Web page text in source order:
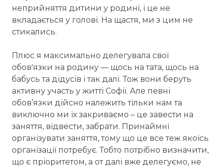
неприйняття дитини у родині, і це не
вкладається у голові. На щастя, ми з цим не
стикались.
Плюс я максимально делегувала свої
обов'язки на родину — щось на тата, щось на
бабусь та дідусів і так далі. Тож вони беруть
активну участь у житті Софії. Але певні
обов’язки дійсно належить тільки нам та
виключно ми їх закриваємо – це завести на
заняття, відвести, забрати. Принаймні
організувати заняття, тому що це все теж якоїсь
організації потребує. Тобто потрібно визначити,
що є пріоритетом, а от далі вже делегуємо, не